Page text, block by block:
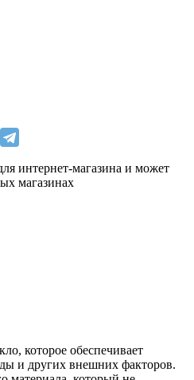
интернет-магазина и может
магазинах
которое обеспечивает
и других внешних факторов.